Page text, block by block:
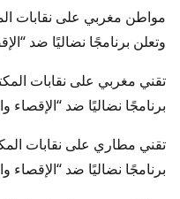
مواطن مغربي على نقابات
وتعلن برنامجًا نضاليًا ضد
تقني مغربي على نقابات
برنامجًا نضاليًا ضد “الإقصاء
تقني مطاري على نقابات
برنامجًا نضاليًا ضد “الإقصاء